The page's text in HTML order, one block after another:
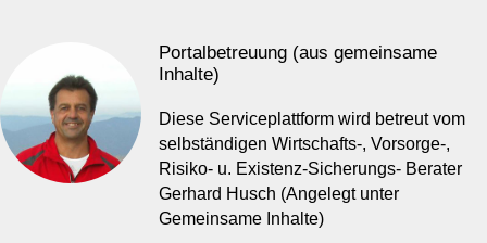
Portalbetreuung (aus gemeinsame
Inhalte)
Diese Serviceplattform wird betreut vom
selbständigen Wirtschafts-, Vorsorge-,
Risiko- u. Existenz-Sicherungs- Berater
Gerhard Husch (Angelegt unter
Gemeinsame Inhalte)